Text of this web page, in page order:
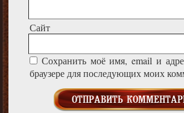
Сайт
Сохранить моё имя, email и
браузере для последующих моих